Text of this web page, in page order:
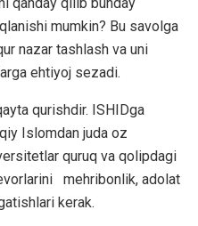
mumkin? Bu savolga
nazar tashlash va uni
ehtiyoj sezadi.
qurishdir. ISHIDga
Islomdan juda oz
quruq va qolipdagi
mehribonlik, adolat
kerak.